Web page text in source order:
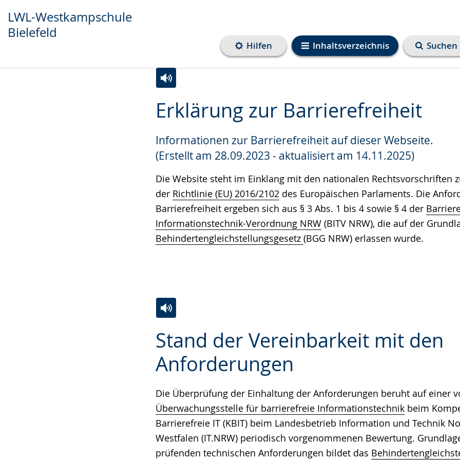
LWL-Westkampschule
Bielefeld
Inhaltsverzeichnis
Hilfen Suchen
Erklärung zur Barrierefreiheit
Informationen zur Barrierefreiheit auf dieser Webseite.
(Erstellt am 28.09.2023 - aktualisiert am 14.11.2025)
Die Website steht im Einklang mit den nationalen Rechtsvorschriften
der Richtlinie (EU) 2016/2102 des Europäischen Parlaments. Die
Barrierefreiheit ergeben sich aus § 3 Abs. 1 bis 4 sowie § 4 der
Informationstechnik-Verordnung NRW (BITV NRW), die auf der
Behindertengleichstellungsgesetz (BGG NRW) erlassen wurde.
Leichten
wechseln.
Audio-
Video
Deutscher
Gebärdensprache
angezeigt.
Stand der Vereinbarkeit mit den
Anforderungen
Die Überprüfung der Einhaltung der Anforderungen beruht auf einer
Überwachungsstelle für barrierefreie Informationstechnik beim
Barrierefreie IT (KBIT) beim Landesbetrieb Information und Technik
Westfalen (IT.NRW) periodisch vorgenommenen Bewertung.
prüfenden technischen Anforderungen bildet das
Leichten
Sprache
wechseln.
Audio-
Unterstützung.
Video
in
Deutscher
wird
angezeigt.